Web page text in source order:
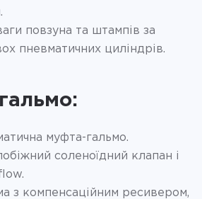
повзуна та штампів за
пневматичних циліндрів.
муфта-гальмо.
соленоїдний клапан і
з компенсаційним ресивером,